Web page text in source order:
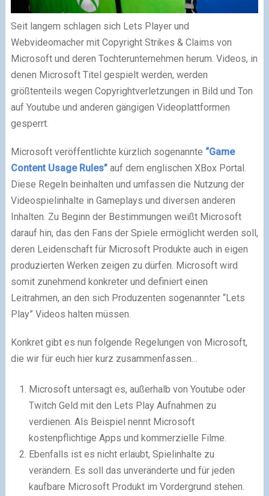
Seit langem schlagen sich Lets Player und
Webvideomacher mit Copyright Strikes & Claims von
Microsoft und deren Tochterunternehmen herum. Videos, in
denen Microsoft Titel gespielt werden, werden
größtenteils wegen Copyrightverletzungen in Bild und Ton
auf Youtube und anderen gängigen Videoplattformen
gesperrt.
Microsoft veröffentlichte kürzlich sogenannte “Game
Content Usage Rules” auf dem englischen XBox Portal.
Diese Regeln beinhalten und umfassen die Nutzung der
Videospielinhalte in Gameplays und diversen anderen
Inhalten. Zu Beginn der Bestimmungen weißt Microsoft
darauf hin, das den Fans der Spiele ermöglicht werden soll,
deren Leidenschaft für Microsoft Produkte auch in eigen
produzierten Werken zeigen zu dürfen. Microsoft wird
somit zunehmend konkreter und definiert einen
Leitrahmen, an den sich Produzenten sogenannter “Lets
Play” Videos halten müssen.
Konkret gibt es nun folgende Regelungen von Microsoft,
die wir für euch hier kurz zusammenfassen…
Microsoft untersagt es, außerhalb von Youtube oder
Twitch Geld mit den Lets Play Aufnahmen zu
verdienen. Als Beispiel nennt Microsoft
kostenpflichtige Apps und kommerzielle Filme.
Ebenfalls ist es nicht erlaubt, Spielinhalte zu
verändern. Es soll das unveränderte und für jeden
kaufbare Microsoft Produkt im Vordergrund stehen.